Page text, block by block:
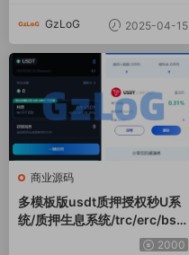
GzLoG 2025-04-15
商业源码
多模板版usdt质押授权秒U系
统/质押生息系统/trc/erc/bsc
2000